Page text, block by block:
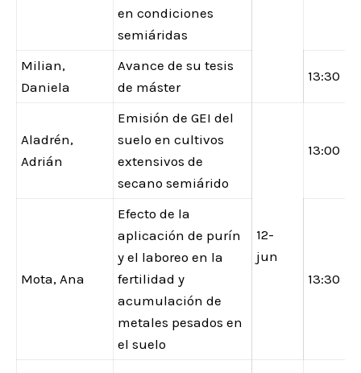
en condiciones
semiáridas
Milian,
Daniela
Avance de su tesis
de máster
13:30
Aladrén,
Adrián
Emisión de GEI del
suelo en cultivos
extensivos de
secano semiárido
12-
jun
13:00
Mota, Ana
Efecto de la
aplicación de purín
y el laboreo en la
fertilidad y
acumulación de
metales pesados en
el suelo
13:30